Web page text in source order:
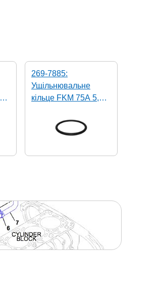
269-7885:
Ущільнювальне
кільце FKM 75A 5,33